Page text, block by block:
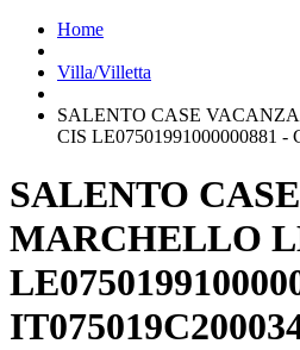
Home
Villa/Villetta
SALENTO CASE
CIS LE07501991000000881 -
SALENTO
MARCHELLO